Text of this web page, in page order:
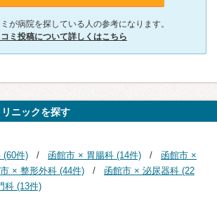
が病院を探している人の参考になります。
コミ投稿について詳しくはこちら
ニックを探す
(60件)
函館市 × 胃腸科 (14件)
函館市 ×
× 整形外科 (44件)
函館市 × 泌尿器科 (22
科 (13件)